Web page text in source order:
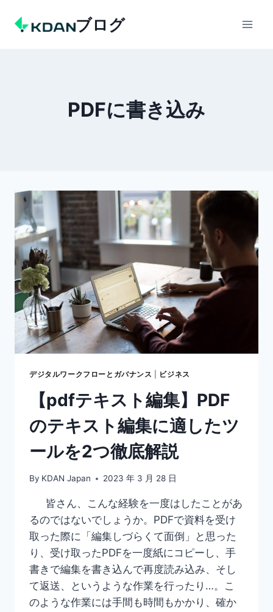
ブログ
PDFに書き込み
デジタルワークフローとガバナンス ビジネス
【pdfテキスト編集】PDF
のテキスト編集に適したツ
ールを2つ徹底解説
By KDAN Japan 2023 年 3 月 28 日
皆さん、こんな経験を一度はしたことがあ
るのではないでしょうか。PDFで資料を受け
取った際に「編集しづらくて面倒」と思った
り、受け取ったPDFを一度紙にコピーし、手
書きで編集を書き込んで再度読み込み、そし
て返送、というような作業を行ったり…。こ
のような作業には手間も時間もかかり、確か